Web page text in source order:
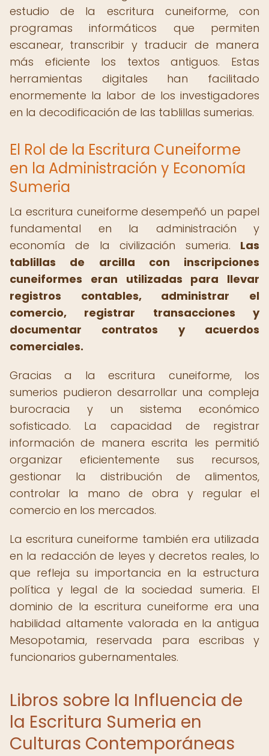
estudio de la escritura cuneiforme, con
programas informáticos que permiten
escanear, transcribir y traducir de manera
más eficiente los textos antiguos. Estas
herramientas digitales han facilitado
enormemente la labor de los investigadores
en la decodificación de las tablillas sumerias.
El Rol de la Escritura Cuneiforme
en la Administración y Economía
Sumeria
La escritura cuneiforme desempeñó un papel
fundamental en la administración y
economía de la civilización sumeria. Las
tablillas de arcilla con inscripciones
cuneiformes eran utilizadas para llevar
registros contables, administrar el
comercio, registrar transacciones y
documentar contratos y acuerdos
comerciales.
Gracias a la escritura cuneiforme, los
sumerios pudieron desarrollar una compleja
burocracia y un sistema económico
sofisticado. La capacidad de registrar
información de manera escrita les permitió
organizar eficientemente sus recursos,
gestionar la distribución de alimentos,
controlar la mano de obra y regular el
comercio en los mercados.
La escritura cuneiforme también era utilizada
en la redacción de leyes y decretos reales, lo
que refleja su importancia en la estructura
política y legal de la sociedad sumeria. El
dominio de la escritura cuneiforme era una
habilidad altamente valorada en la antigua
Mesopotamia, reservada para escribas y
funcionarios gubernamentales.
Libros sobre la Influencia de
la Escritura Sumeria en
Culturas Contemporáneas